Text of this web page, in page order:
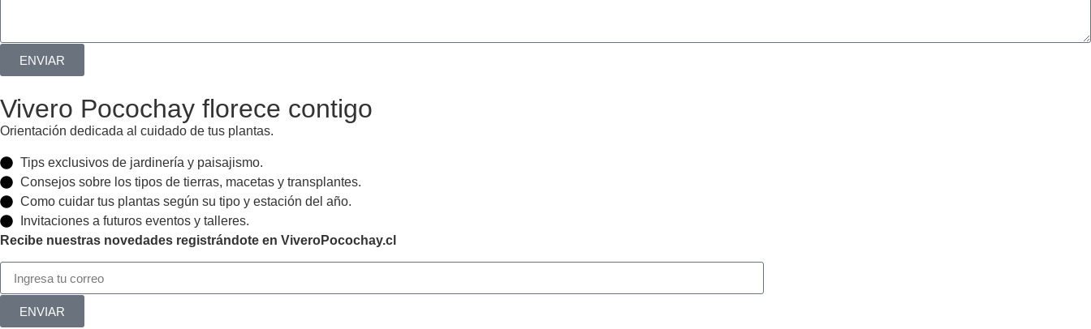
ENVIAR
Vivero Pocochay florece contigo
Orientación dedicada al cuidado de tus plantas.
Tips exclusivos de jardinería y paisajismo.
Consejos sobre los tipos de tierras, macetas y transplantes.
Como cuidar tus plantas según su tipo y estación del año.
Invitaciones a futuros eventos y talleres.
Recibe nuestras novedades registrándote en ViveroPocochay.cl
ENVIAR